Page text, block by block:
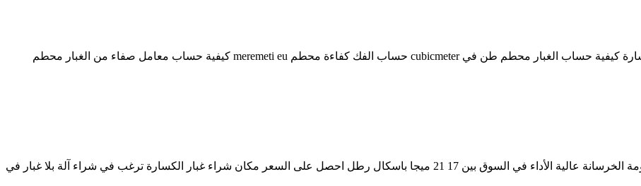
معامل صفاء غبار الكسارة الصفحة الرئيسية معامل صفاء غبار الكسارة كيفية حساب الغبار محطم طن في cubicmeter حساب الفك كفاءة محطم meremeti eu كيفية حساب معامل صفاء من الغبار محطم
استبدال غبار الكسارة. نسبة غبار الكسارة في الخرسانة تتراوح مقاومة الخرسانة عالية الأداء في السوق بين 17 21 ميجا باسكال رطل احصل على السعر مكان شراء غبار الكسارة ترغب في شراء آلة بلا غبار في